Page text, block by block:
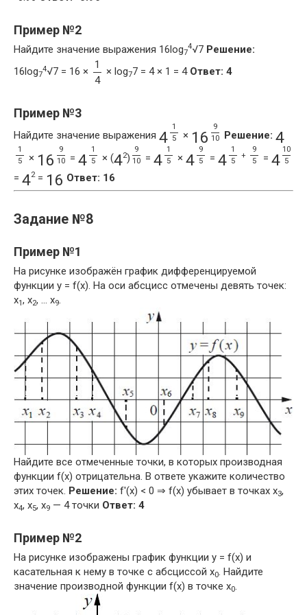
Пример №2
Найдите значение выражения 16log7
4√7 Решение:
16log7
4√7 = 16 ×
1
4
× log77 = 4 × 1 = 4 Ответ: 4
Пример №3
Найдите значение выражения 4
1
5
× 16
9
10
Решение: 4
1
5
× 16
9
10
= 4
1
5
× (42)
9
10
= 4
1
5
× 4
9
5
= 4
1
5
+
9
5
= 4
10
5
= 42= 16 Ответ: 16
Задание №8
Пример №1
На рисунке изображён график дифференцируемой
функции y = f(x). На оси абсцисс отмечены девять точек:
x1, x2, … x9.
Найдите все отмеченные точки, в которых производная
функции f(x) отрицательна. В ответе укажите количество
этих точек. Решение: f'(x) < 0 ⇒ f(x) убывает в точках x3,
x4, x5, x9 — 4 точки Ответ: 4
Пример №2
На рисунке изображены график функции y = f(x) и
касательная к нему в точке с абсциссой x0. Найдите
значение производной функции f(x) в точке x0.